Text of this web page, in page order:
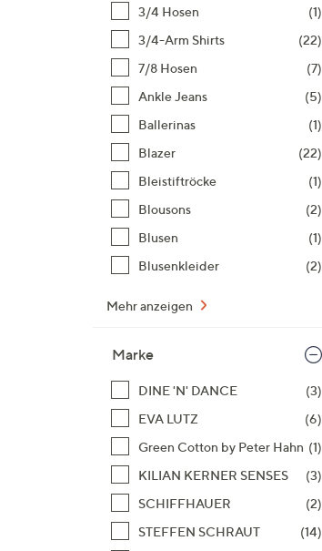
3/4 Hosen
(1)
3/4-Arm Shirts
(22)
7/8 Hosen
(7)
Ankle Jeans
(5)
Ballerinas
(1)
Blazer
(22)
Bleistiftröcke
(1)
Blousons
(2)
Blusen
(1)
Blusenkleider
(2)
Mehr anzeigen
Marke
DINE 'N' DANCE
(3)
EVA LUTZ
(6)
Green Cotton by Peter Hahn (1)
KILIAN KERNER SENSES
(3)
SCHIFFHAUER
(2)
STEFFEN SCHRAUT
(14)